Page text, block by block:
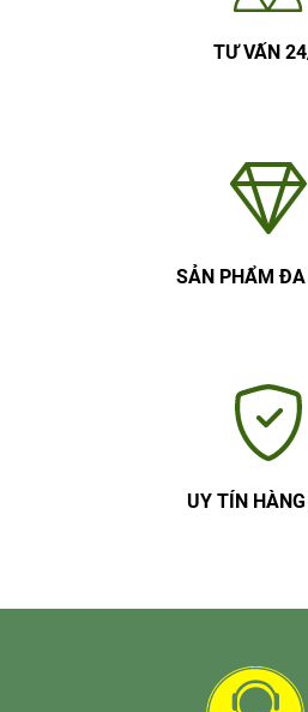
TƯ VẤN
SẢN PHẨM ĐA
UY TÍN